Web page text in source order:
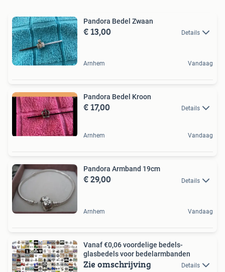
Pandora Bedel Zwaan
€ 13,00 Details
Arnhem Vandaag
Pandora Bedel Kroon
€ 17,00 Details
Arnhem Vandaag
Pandora Armband 19cm
€ 29,00 Details
Arnhem Vandaag
Vanaf €0,06 voordelige bedels-
glasbedels voor bedelarmbanden
Zie omschrijving Details